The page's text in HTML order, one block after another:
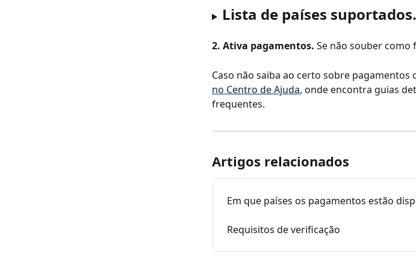
Lista de países suportados.
2. Ativa pagamentos. Se não souber como
Caso não saiba ao certo sobre pagamentos
no Centro de Ajuda, onde encontra guias
frequentes.
Artigos relacionados
Em que países os pagamentos estão
Requisitos de verificação